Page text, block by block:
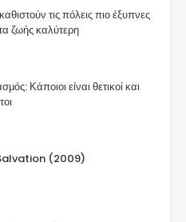
τις πόλεις πιο έξυπνες
ζωής καλύτερη
Κάποιοι είναι θετικοί και
(2009)